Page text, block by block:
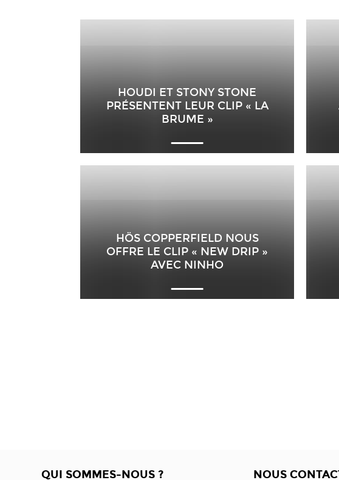
HOUDI ET STONY STONE
PRÉSENTENT LEUR CLIP « LA
BRUME »
HÖS COPPERFIELD NOUS
OFFRE LE CLIP « NEW DRIP »
AVEC NINHO
QUI SOMMES-NOUS ? NOUS